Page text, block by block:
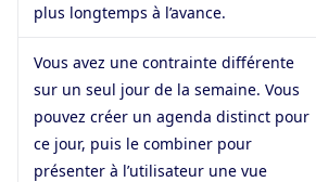
plus longtemps à l’avance.
Vous avez une contrainte différente
sur un seul jour de la semaine. Vous
pouvez créer un agenda distinct pour
ce jour, puis le combiner pour
présenter à l’utilisateur une vue